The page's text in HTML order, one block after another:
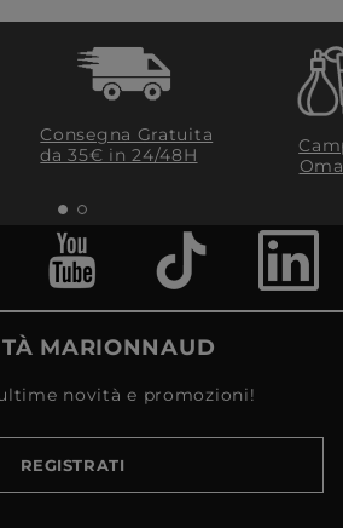
Consegna Gratuita
da 35€​ in 24/48H
MARIONNAUD
novità e promozioni!
REGISTRATI